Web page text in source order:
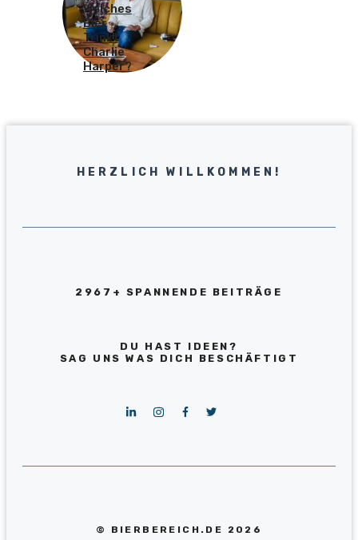
Welches
Bier
Trinkt
Charlie
Harper?
HERZLICH WILLKOMMEN!
2967+ SPANNENDE BEITRÄGE
DU HAST IDEEN?
SAG UNS WAS DICH BESCHÄFTIGT
© BIERBEREICH.DE 2026